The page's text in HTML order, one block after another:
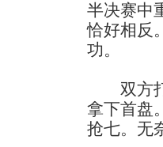
半决赛中
恰好相反
功。
双方打
拿下首盘
抢七。无